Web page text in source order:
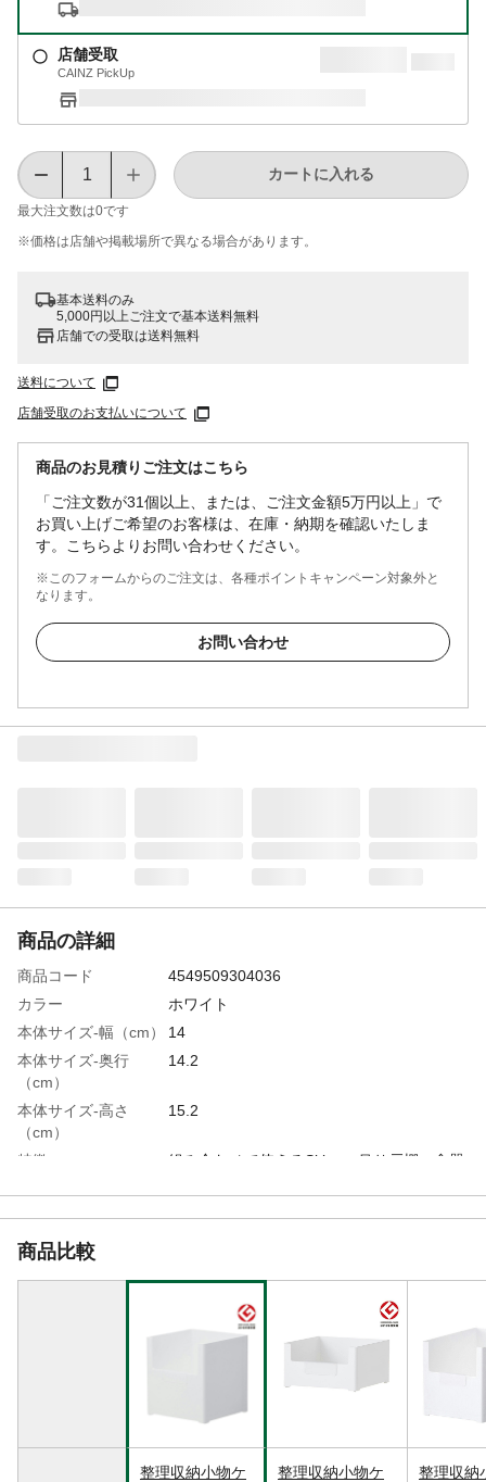
店舗受取
CAINZ PickUp
最大注文数は0です
カートに入れる
※価格は​店舗や​掲載場所で​異なる​場合が​あります。
基本送料のみ
5,000円以上ご注文で基本送料無料
店舗での受取は送料無料
送料について
店舗受取のお支払いについて
商品のお見積りご注文はこちら
「ご注文数が31個以上、または、ご注文金額5万円以上」で
お買い上げご希望のお客様は、在庫・納期を確認いたしま
す。こちらよりお問い合わせください。
※このフォームからのご注文は、各種ポイントキャンペーン対象外と
なります。
お問い合わせ
商品の詳細
商品コード
4549509304036
カラー
ホワイト
本体サイズ-幅（cm）
14
本体サイズ-奥行
（cm）
14.2
本体サイズ-高さ
（cm）
15.2
特徴
組み合わせて使えるSkitto。吊り戸棚、食器
材質・素材
使用上の注意
ご使用はお避けください。●ご使用の際、荷
重を一点に集中しないように注意してくだ
さい。転倒や破損、ケガの原因になりま
商品比較
整理収納小物ケ
整理収納小物ケ
整理収納